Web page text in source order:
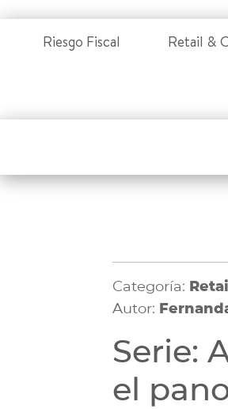
Riesgo Fiscal Retail &
Categoría:
Autor:
Serie:
el